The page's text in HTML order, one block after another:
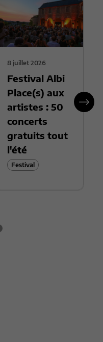
8 juillet 2026
Festival Albi
Place(s) aux
artistes : 50
concerts
gratuits tout
l'été
Festival